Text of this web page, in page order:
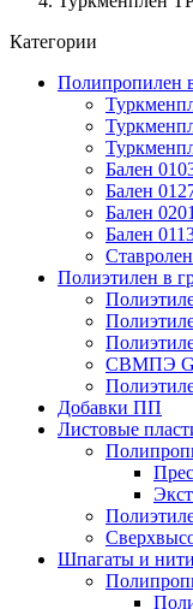
Категории
Полипропилен
Бален
Бален
Бален
Бален
Полиэтилен в
СВМПЭ
Добавки ПП
Листовые
Шпагаты и нити